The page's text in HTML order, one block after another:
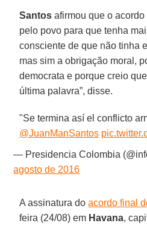
Santos afirmou que o
pelo povo para que tenha
consciente de que não tinha
mas sim a obrigação moral,
democrata e porque creio
última palavra”, disse.
"Se termina así el conflicto
@JuanManSantos
— Presidencia Colombia
agosto de 2016
A assinatura doacordo final
feira (24/08) em Havana,